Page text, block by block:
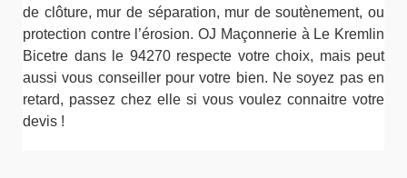
de clôture, mur de séparation, mur de soutènement, ou
protection contre l’érosion. OJ Maçonnerie à Le Kremlin
Bicetre dans le 94270 respecte votre choix, mais peut
aussi vous conseiller pour votre bien. Ne soyez pas en
retard, passez chez elle si vous voulez connaitre votre
devis !